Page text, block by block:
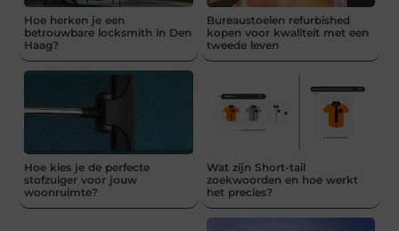
Hoe herken je een
betrouwbare locksmith in Den
Haag?
Bureaustoelen refurbished
kopen voor kwaliteit met een
tweede leven
Hoe kies je de perfecte
stofzuiger voor jouw
woonruimte?
Wat zijn Short-tail
zoekwoorden en hoe werkt
het precies?